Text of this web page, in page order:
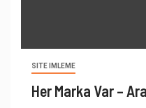
SITE IMLEME
Her Marka Var –